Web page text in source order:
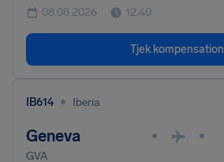
08.08.2026 12.40
Tjek kompensation
IB614 • Iberia
Geneva • •
GVA